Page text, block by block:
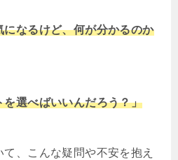
なるけど、何が分かるのか
選べばいいんだろう？」
、こんな疑問や不安を抱え